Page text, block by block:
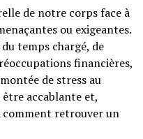
de notre corps face à
ou exigeantes.
temps chargé, de
financières,
de stress au
accablante et,
comment retrouver un